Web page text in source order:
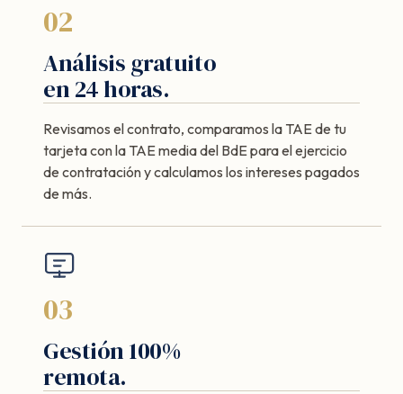
02
Análisis gratuito
en 24 horas.
Revisamos el contrato, comparamos la TAE de tu
tarjeta con la TAE media del BdE para el ejercicio
de contratación y calculamos los intereses pagados
de más.
03
Gestión 100%
remota.